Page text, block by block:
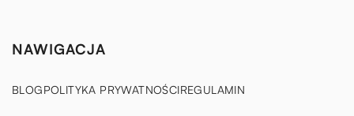
NAWIGACJA
BLOGPOLITYKA PRYWATNOŚCIREGULAMIN